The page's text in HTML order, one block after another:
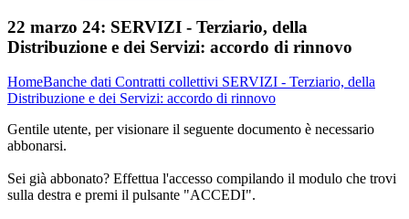
22 marzo 24: SERVIZI - Terziario, della
Distribuzione e dei Servizi: accordo di rinnovo
HomeBanche dati Contratti collettivi SERVIZI - Terziario, della
Distribuzione e dei Servizi: accordo di rinnovo
Gentile utente, per visionare il seguente documento è necessario
abbonarsi.
Sei già abbonato? Effettua l'accesso compilando il modulo che trovi
sulla destra e premi il pulsante "ACCEDI".